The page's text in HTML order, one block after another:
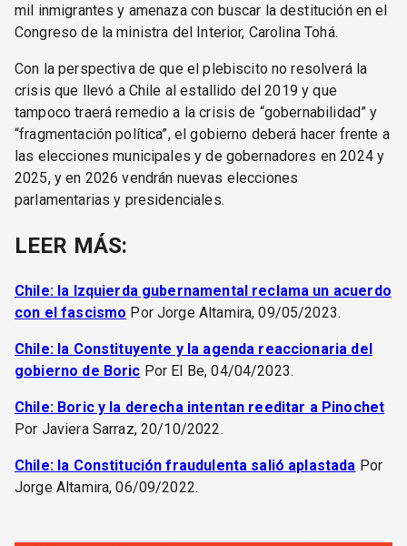
mil inmigrantes y amenaza con buscar la destitución en el
Congreso de la ministra del Interior, Carolina Tohá.
Con la perspectiva de que el plebiscito no resolverá la
crisis que llevó a Chile al estallido del 2019 y que
tampoco traerá remedio a la crisis de “gobernabilidad” y
“fragmentación política”, el gobierno deberá hacer frente a
las elecciones municipales y de gobernadores en 2024 y
2025, y en 2026 vendrán nuevas elecciones
parlamentarias y presidenciales.
LEER MÁS:
Chile: la Izquierda gubernamental reclama un acuerdo
con el fascismo Por Jorge Altamira, 09/05/2023.
Chile: la Constituyente y la agenda reaccionaria del
gobierno de Boric Por El Be, 04/04/2023.
Chile: Boric y la derecha intentan reeditar a Pinochet
Por Javiera Sarraz, 20/10/2022.
Chile: la Constitución fraudulenta salió aplastada Por
Jorge Altamira, 06/09/2022.